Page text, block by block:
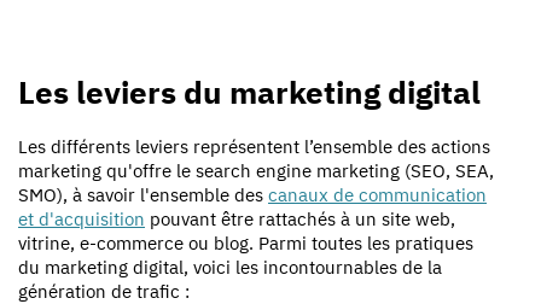
Les leviers du marketing digital
Les différents leviers représentent l’ensemble des actions
marketing qu'offre le search engine marketing (SEO, SEA,
SMO), à savoir l'ensemble des canaux de communication
et d'acquisition pouvant être rattachés à un site web,
vitrine, e-commerce ou blog. Parmi toutes les pratiques
du marketing digital, voici les incontournables de la
génération de trafic :